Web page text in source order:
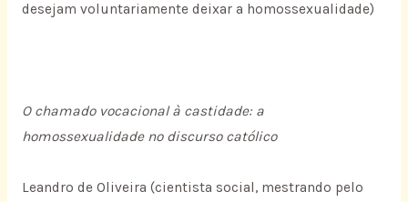
desejam voluntariamente deixar a homossexualidade)
O chamado vocacional à castidade: a
homossexualidade no discurso católico
Leandro de Oliveira (cientista social, mestrando pelo